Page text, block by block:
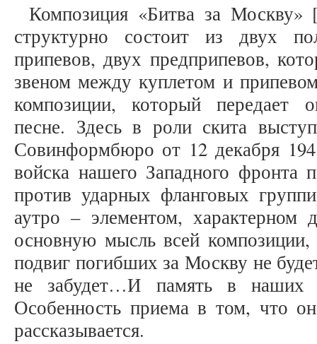
Композиция «Битва за Москву»
структурно состоит из двух
припевов, двух предприпевов,
звеном между куплетом и
композиции, который передает
песне. Здесь в роли скита
Совинформбюро от 12 декабря
войска нашего Западного фронта
против ударных фланговых
аутро – элементом, характерном
основную мысль всей
подвиг погибших за Москву не
не забудет…И память в наших
Особенность приема в том, что
рассказывается.